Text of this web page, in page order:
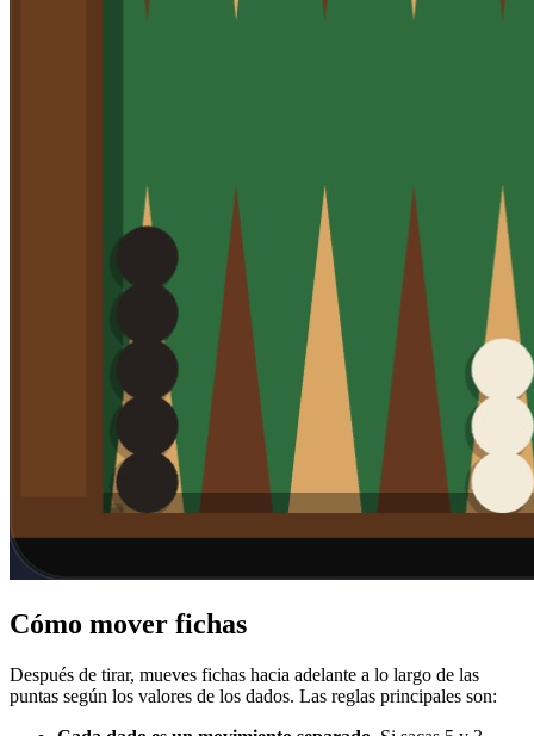
Cómo mover fichas
Después de tirar, mueves fichas hacia adelante a lo largo de las
puntas según los valores de los dados. Las reglas principales son: